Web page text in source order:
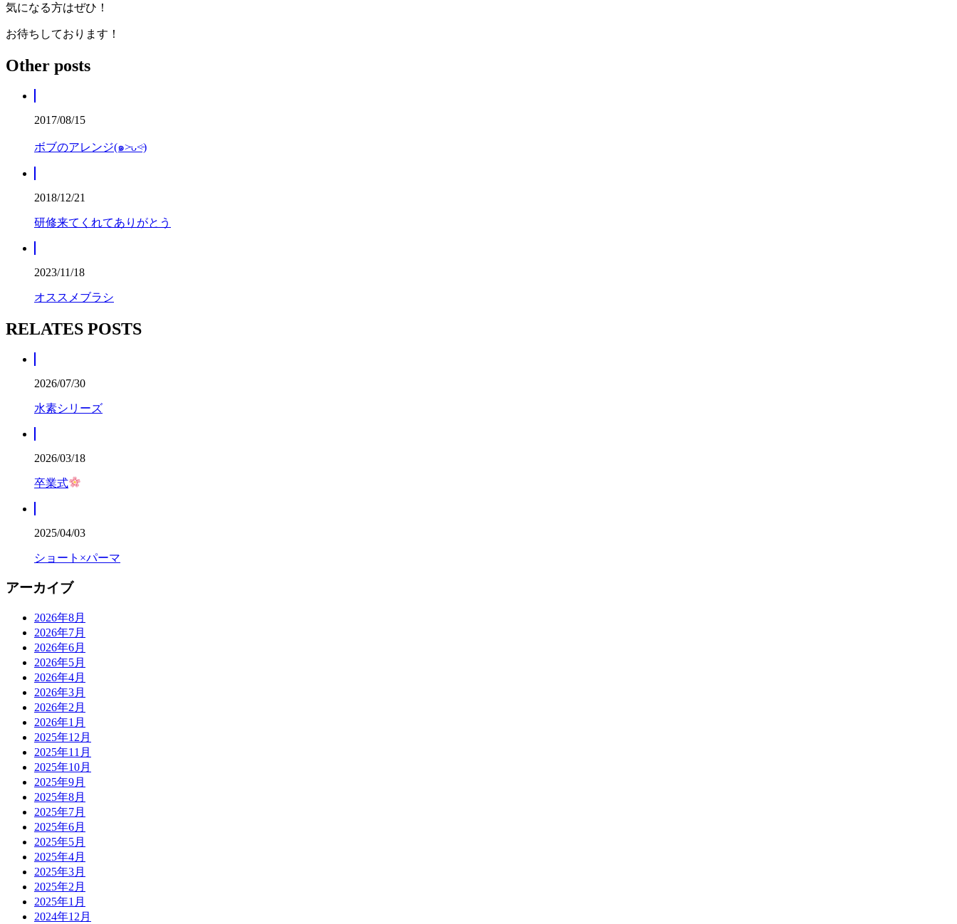
気になる方はぜひ！
お待ちしております！
Other posts
2017/08/15
ボブのアレンジ(๑˃̵ᴗ˂̵)
2018/12/21
研修来てくれてありがとう
2023/11/18
オススメブラシ
RELATES POSTS
2026/07/30
水素シリーズ
2026/03/18
卒業式
2025/04/03
ショート×パーマ
アーカイブ
2026年8月
2026年7月
2026年6月
2026年5月
2026年4月
2026年3月
2026年2月
2026年1月
2025年12月
2025年11月
2025年10月
2025年9月
2025年8月
2025年7月
2025年6月
2025年5月
2025年4月
2025年3月
2025年2月
2025年1月
2024年12月